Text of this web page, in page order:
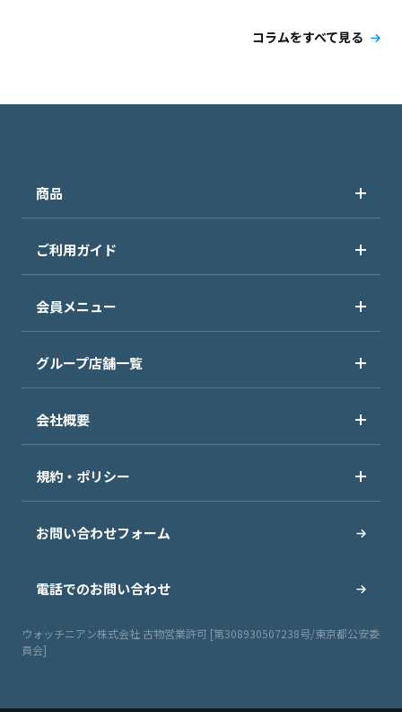
コラムをすべて見る
商品
ご利用ガイド
会員メニュー
グループ店舗一覧
会社概要
規約・ポリシー
お問い合わせフォーム
電話でのお問い合わせ
ウォッチニアン株式会社 古物営業許可 [第308930507238号/東京都公安委
員会]